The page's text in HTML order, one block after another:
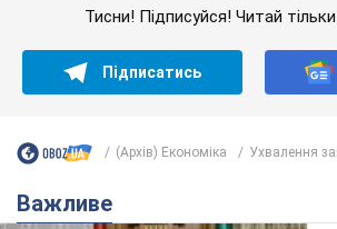
Тисни! Підписуйся! Читай
Підписатись
(Архів) Економіка Ухвалення
Важливе